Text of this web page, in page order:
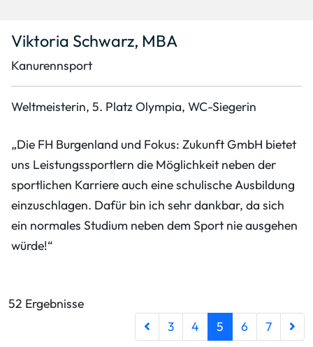
Viktoria Schwarz, MBA
Kanurennsport
Weltmeisterin, 5. Platz Olympia, WC-Siegerin
„Die FH Burgenland und Fokus: Zukunft GmbH bietet
uns Leistungssportlern die Möglichkeit neben der
sportlichen Karriere auch eine schulische Ausbildung
einzuschlagen. Dafür bin ich sehr dankbar, da sich
ein normales Studium neben dem Sport nie ausgehen
würde!“
52 Ergebnisse
3
4 5 (Aktuelle Seite)
6 7